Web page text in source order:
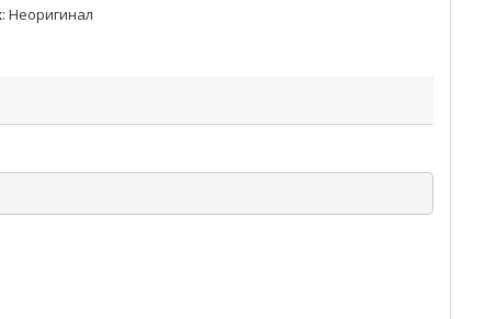
: Неоригинал